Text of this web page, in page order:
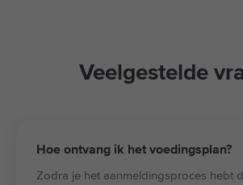
Veelgestelde
Hoe ontvang ik het voedingsplan?
Zodra je het aanmeldingsproces hebt